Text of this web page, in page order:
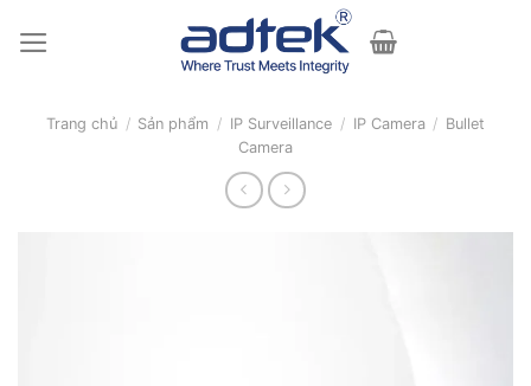
Trang chủ / Sản phẩm / IP Surveillance / IP Camera / Bullet
Camera